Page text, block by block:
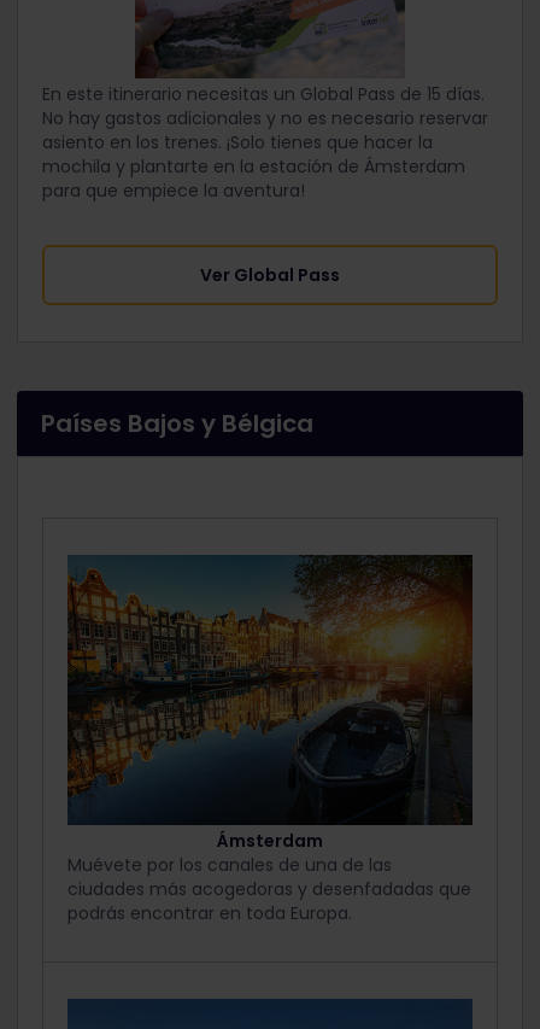
En este itinerario necesitas un Global Pass de 15 días.
No hay gastos adicionales y no es necesario reservar
asiento en los trenes. ¡Solo tienes que hacer la
mochila y plantarte en la estación de Ámsterdam
para que empiece la aventura!
Ver Global Pass
Países Bajos y Bélgica
Ámsterdam
Muévete por los canales de una de las
ciudades más acogedoras y desenfadadas que
podrás encontrar en toda Europa.